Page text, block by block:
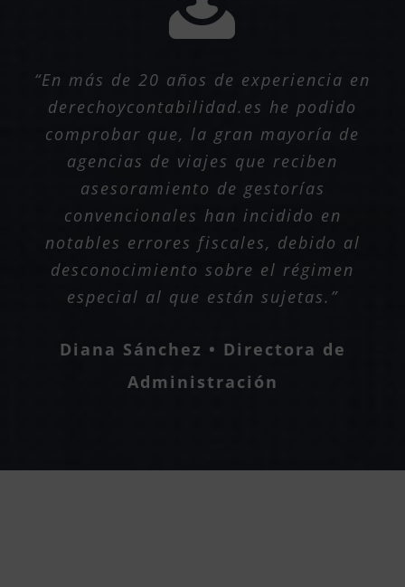
“En más de 20 años de experiencia en
derechoycontabilidad.es he podido
comprobar que, la gran mayoría de
agencias de viajes que reciben
asesoramiento de gestorías
convencionales han incidido en
notables errores fiscales, debido al
desconocimiento sobre el régimen
especial al que están sujetas.”
Diana Sánchez • Directora de
Administración